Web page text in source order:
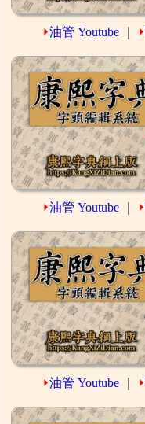
⏵油管 Youtube ⏵
⏵油管 Youtube ⏵
⏵油管 Youtube ⏵